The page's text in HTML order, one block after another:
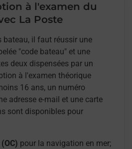
à l'examen du
La Poste
bateau, il faut réussir une
"code bateau" et une
deux dispensées par un
à l'examen théorique
16 ans, un numéro
adresse e-mail et une carte
sont disponibles pour
pour la navigation en mer;